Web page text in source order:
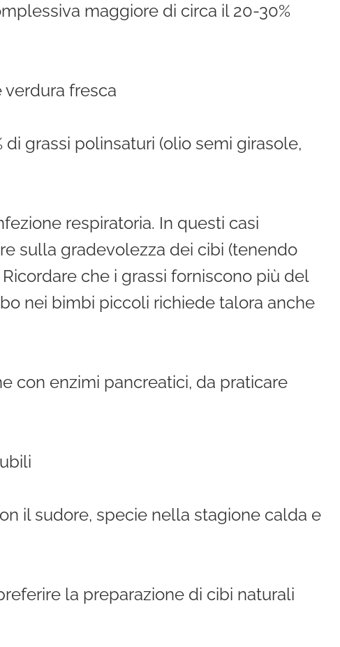
maggiore di circa il 20-30%
fresca
grassi polinsaturi (olio semi girasole,
respiratoria. In questi casi
sulla gradevolezza dei cibi (tenendo
che i grassi forniscono più del
nei bimbi piccoli richiede talora anche
con enzimi pancreatici, da praticare
il sudore, specie nella stagione calda e
la preparazione di cibi naturali